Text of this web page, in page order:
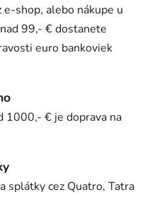
e-shop, alebo nákupe u
99,- € dostanete
euro bankoviek
1000,- € je doprava na
splátky cez Quatro, Tatra